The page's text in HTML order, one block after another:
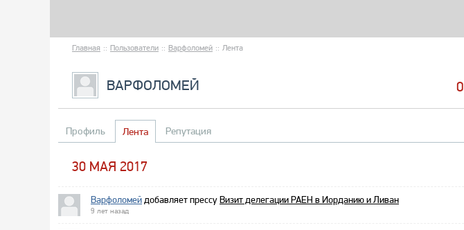
Главная :: Пользователи :: Варфоломей :: Лента
0
ВАРФОЛОМЕЙ
Профиль Лента Репутация
30 МАЯ 2017
Варфоломей добавляет прессуВизит делегации РАЕН в Иорданию и Ливан
9 лет назад